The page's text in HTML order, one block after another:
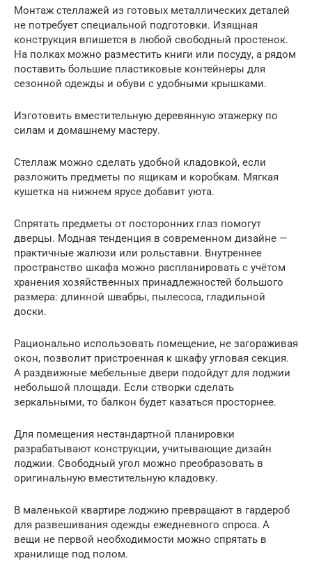
Монтаж стеллажей из готовых металлических деталей
не потребует специальной подготовки. Изящная
конструкция впишется в любой свободный простенок.
На полках можно разместить книги или посуду, а рядом
поставить большие пластиковые контейнеры для
сезонной одежды и обуви с удобными крышками.
Изготовить вместительную деревянную этажерку по
силам и домашнему мастеру.
Стеллаж можно сделать удобной кладовкой, если
разложить предметы по ящикам и коробкам. Мягкая
кушетка на нижнем ярусе добавит уюта.
Спрятать предметы от посторонних глаз помогут
дверцы. Модная тенденция в современном дизайне —
практичные жалюзи или рольставни. Внутреннее
пространство шкафа можно распланировать с учётом
хранения хозяйственных принадлежностей большого
размера: длинной швабры, пылесоса, гладильной
доски.
Рационально использовать помещение, не загораживая
окон, позволит пристроенная к шкафу угловая секция.
А раздвижные мебельные двери подойдут для лоджии
небольшой площади. Если створки сделать
зеркальными, то балкон будет казаться просторнее.
Для помещения нестандартной планировки
разрабатывают конструкции, учитывающие дизайн
лоджии. Свободный угол можно преобразовать в
оригинальную вместительную кладовку.
В маленькой квартире лоджию превращают в гардероб
для развешивания одежды ежедневного спроса. А
вещи не первой необходимости можно спрятать в
хранилище под полом.